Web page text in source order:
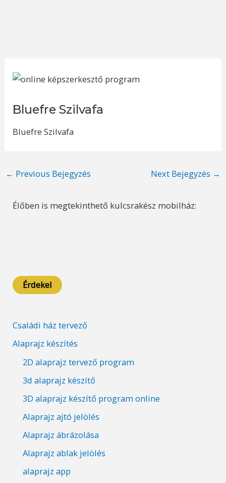
Bluefre Szilvafa
Bluefre Szilvafa
Post
← Previous Bejegyzés Next Bejegyzés →
Élőben is megtekinthető kulcsrakész mobilház:
Érdekel
Családi ház tervező
Alaprajz készítés
2D alaprajz tervező program
3d alaprajz készítő
3D alaprajz készítő program online
Alaprajz ajtó jelölés
Alaprajz ábrázolása
Alaprajz ablak jelölés
alaprajz app